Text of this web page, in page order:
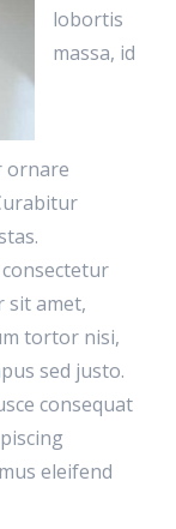
lobortis
massa, id
ornare
sit amet,
tortor nisi,
sed justo.
consequat
eleifend